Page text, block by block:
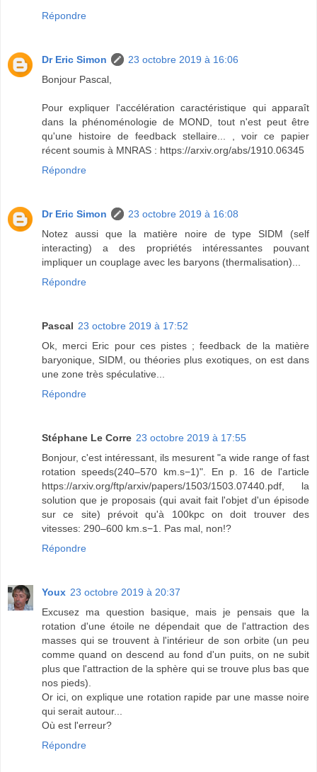
Répondre
Dr Eric Simon
23 octobre 2019 à 16:06
Bonjour Pascal,
Pour expliquer l'accélération caractéristique qui apparaît
dans la phénoménologie de MOND, tout n'est peut être
qu'une histoire de feedback stellaire... , voir ce papier
récent soumis à MNRAS : https://arxiv.org/abs/1910.06345
Répondre
Dr Eric Simon
23 octobre 2019 à 16:08
Notez aussi que la matière noire de type SIDM (self
interacting) a des propriétés intéressantes pouvant
impliquer un couplage avec les baryons (thermalisation)...
Répondre
Pascal 23 octobre 2019 à 17:52
Ok, merci Eric pour ces pistes ; feedback de la matière
baryonique, SIDM, ou théories plus exotiques, on est dans
une zone très spéculative...
Répondre
Stéphane Le Corre 23 octobre 2019 à 17:55
Bonjour, c'est intéressant, ils mesurent "a wide range of fast
rotation speeds(240–570 km.s−1)". En p. 16 de l'article
https://arxiv.org/ftp/arxiv/papers/1503/1503.07440.pdf, la
solution que je proposais (qui avait fait l'objet d'un épisode
sur ce site) prévoit qu'à 100kpc on doit trouver des
vitesses: 290–600 km.s−1. Pas mal, non!?
Répondre
Youx 23 octobre 2019 à 20:37
Excusez ma question basique, mais je pensais que la
rotation d'une étoile ne dépendait que de l'attraction des
masses qui se trouvent à l'intérieur de son orbite (un peu
comme quand on descend au fond d'un puits, on ne subit
plus que l'attraction de la sphère qui se trouve plus bas que
nos pieds).
Or ici, on explique une rotation rapide par une masse noire
qui serait autour...
Où est l'erreur?
Répondre